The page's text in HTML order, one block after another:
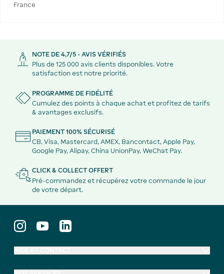
France
NOTE DE 4,7/5 - AVIS VÉRIFIÉS
Plus de 125 000 avis clients disponibles. Votre
satisfaction est notre priorité.
PROGRAMME DE FIDÉLITÉ
Cumulez des points à chaque achat et profitez de tarifs
& avantages exclusifs.
PAIEMENT 100% SÉCURISÉ
CB, Visa, Mastercard, AMEX, Bancontact, Apple Pay,
Google Pay, Alipay, China UnionPay, WeChat Pay.
CLICK & COLLECT OFFERT
Pré-commandez et récupérez votre commande le jour
de votre départ.